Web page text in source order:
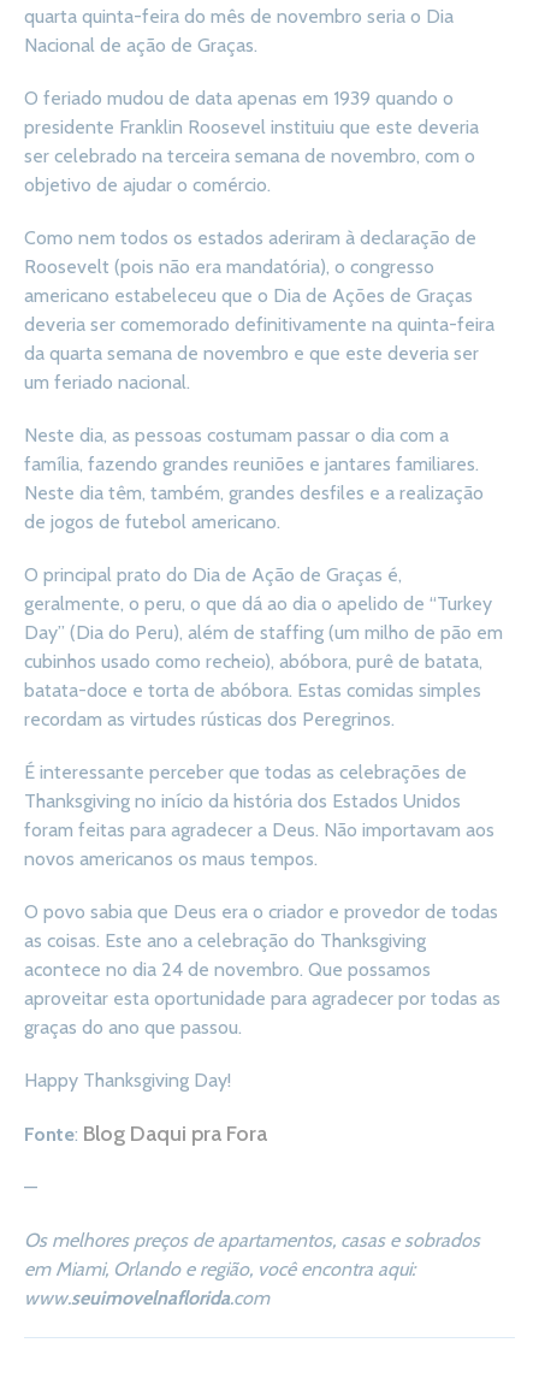
quarta quinta-feira do mês de novembro seria o Dia
Nacional de ação de Graças.
O feriado mudou de data apenas em 1939 quando o
presidente Franklin Roosevel instituiu que este deveria
ser celebrado na terceira semana de novembro, com o
objetivo de ajudar o comércio.
Como nem todos os estados aderiram à declaração de
Roosevelt (pois não era mandatória), o congresso
americano estabeleceu que o Dia de Ações de Graças
deveria ser comemorado definitivamente na quinta-feira
da quarta semana de novembro e que este deveria ser
um feriado nacional.
Neste dia, as pessoas costumam passar o dia com a
família, fazendo grandes reuniões e jantares familiares.
Neste dia têm, também, grandes desfiles e a realização
de jogos de futebol americano.
O principal prato do Dia de Ação de Graças é,
geralmente, o peru, o que dá ao dia o apelido de “Turkey
Day” (Dia do Peru), além de staffing (um milho de pão em
cubinhos usado como recheio), abóbora, purê de batata,
batata-doce e torta de abóbora. Estas comidas simples
recordam as virtudes rústicas dos Peregrinos.
É interessante perceber que todas as celebrações de
Thanksgiving no início da história dos Estados Unidos
foram feitas para agradecer a Deus. Não importavam aos
novos americanos os maus tempos.
O povo sabia que Deus era o criador e provedor de todas
as coisas. Este ano a celebração do Thanksgiving
acontece no dia 24 de novembro. Que possamos
aproveitar esta oportunidade para agradecer por todas as
graças do ano que passou.
Happy Thanksgiving Day!
Fonte: Blog Daqui pra Fora
—
Os melhores preços de apartamentos, casas e sobrados
em Miami, Orlando e região, você encontra aqui:
www.seuimovelnaflorida.com